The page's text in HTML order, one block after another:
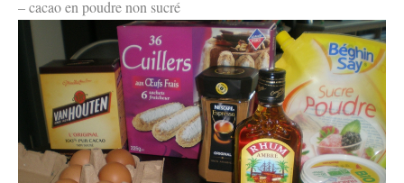
– cacao en poudre non sucré